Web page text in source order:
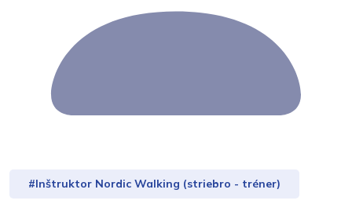
#Inštruktor Nordic Walking (striebro - tréner)